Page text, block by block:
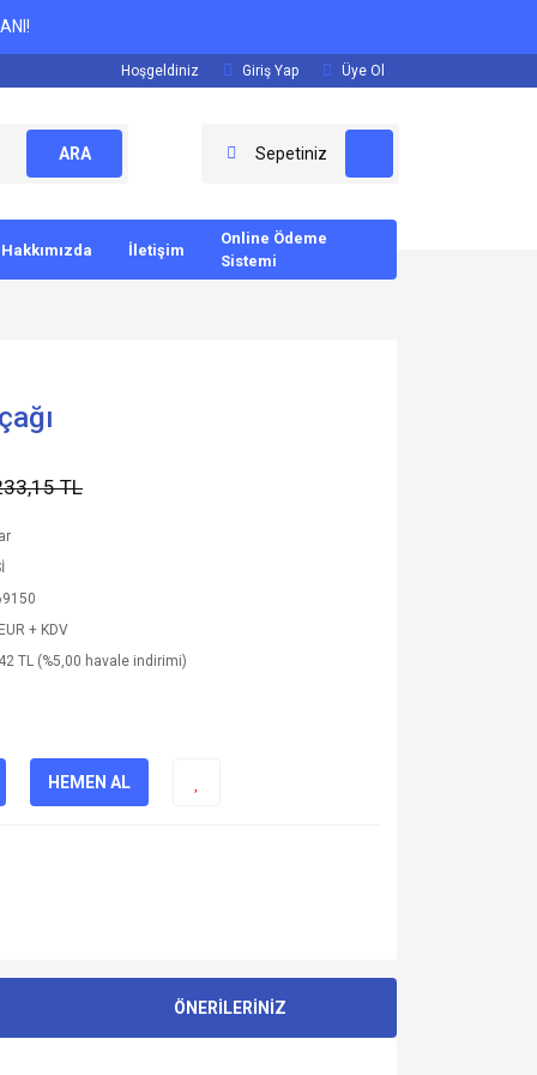
Hoşgeldiniz Giriş Yap Üye Ol
ARA Sepetiniz
Hakkımızda İletişim
Online Ödeme
Sistemi
TL
+ KDV
TL (%5,00 havale indirimi)
HEMEN AL
ÖNERİLERİNİZ